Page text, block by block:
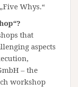
Whys.“
that
aspects
– the
workshop